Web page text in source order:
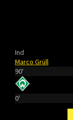
Ind
Marco Grüll
90'
0'